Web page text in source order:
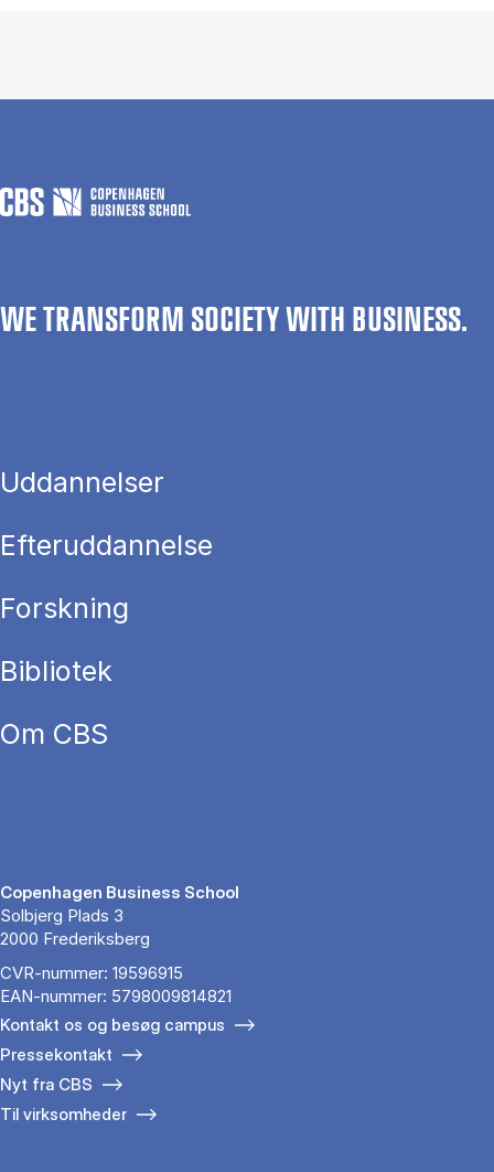
WE TRANSFORM SOCIETY WITH BUSINESS.
Uddannelser
Efteruddannelse
Forskning
Bibliotek
Om CBS
Copenhagen Business School
Solbjerg Plads 3
2000 Frederiksberg
CVR-nummer: 19596915
EAN-nummer: 5798009814821
Kontakt os og besøg campus
Pressekontakt
Nyt fra CBS
Til virksomheder